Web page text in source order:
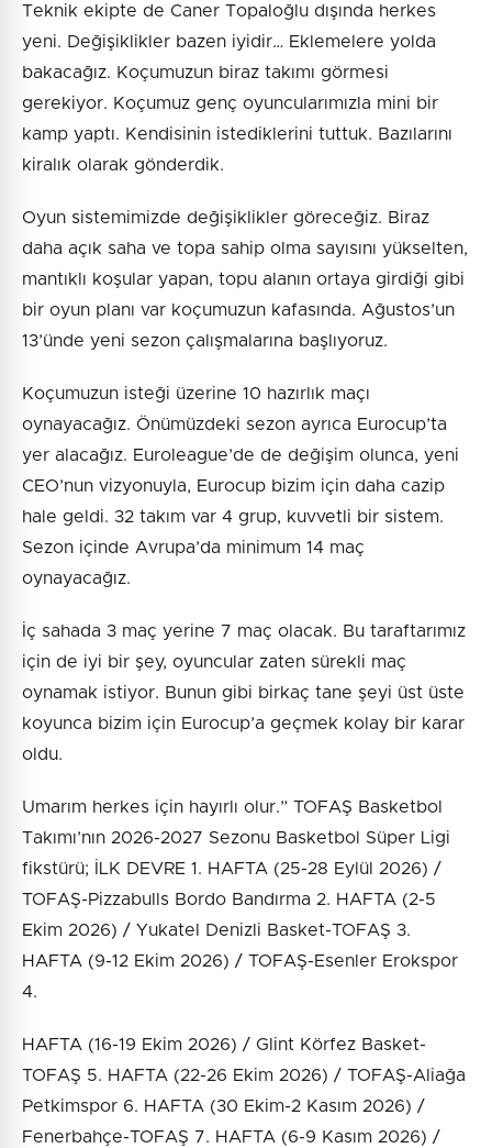
Teknik ekipte de Caner Topaloğlu dışında herkes
yeni. Değişiklikler bazen iyidir… Eklemelere yolda
bakacağız. Koçumuzun biraz takımı görmesi
gerekiyor. Koçumuz genç oyuncularımızla mini bir
kamp yaptı. Kendisinin istediklerini tuttuk. Bazılarını
kiralık olarak gönderdik.
Oyun sistemimizde değişiklikler göreceğiz. Biraz
daha açık saha ve topa sahip olma sayısını yükselten,
mantıklı koşular yapan, topu alanın ortaya girdiği gibi
bir oyun planı var koçumuzun kafasında. Ağustos’un
13’ünde yeni sezon çalışmalarına başlıyoruz.
Koçumuzun isteği üzerine 10 hazırlık maçı
oynayacağız. Önümüzdeki sezon ayrıca Eurocup’ta
yer alacağız. Euroleague’de de değişim olunca, yeni
CEO’nun vizyonuyla, Eurocup bizim için daha cazip
hale geldi. 32 takım var 4 grup, kuvvetli bir sistem.
Sezon içinde Avrupa’da minimum 14 maç
oynayacağız.
İç sahada 3 maç yerine 7 maç olacak. Bu taraftarımız
için de iyi bir şey, oyuncular zaten sürekli maç
oynamak istiyor. Bunun gibi birkaç tane şeyi üst üste
koyunca bizim için Eurocup’a geçmek kolay bir karar
oldu.
Umarım herkes için hayırlı olur.” TOFAŞ Basketbol
Takımı’nın 2026-2027 Sezonu Basketbol Süper Ligi
fikstürü; İLK DEVRE 1. HAFTA (25-28 Eylül 2026) /
TOFAŞ-Pizzabulls Bordo Bandırma 2. HAFTA (2-5
Ekim 2026) / Yukatel Denizli Basket-TOFAŞ 3.
HAFTA (9-12 Ekim 2026) / TOFAŞ-Esenler Erokspor
4.
HAFTA (16-19 Ekim 2026) / Glint Körfez Basket-
TOFAŞ 5. HAFTA (22-26 Ekim 2026) / TOFAŞ-Aliağa
Petkimspor 6. HAFTA (30 Ekim-2 Kasım 2026) /
Fenerbahçe-TOFAŞ 7. HAFTA (6-9 Kasım 2026) /